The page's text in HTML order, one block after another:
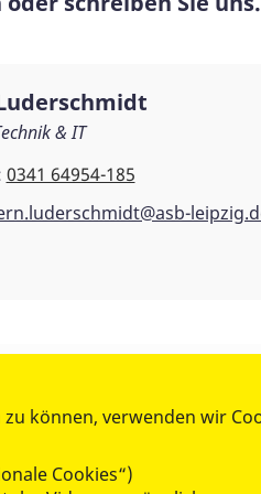
& IT
0341 64954-185
können, verwenden wir
Cookies“)